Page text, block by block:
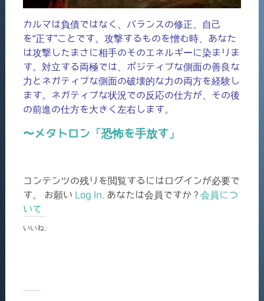
カルマは負債ではなく、バランスの修正、自己
を“正す”ことです。攻撃するものを憎む時、あなた
は攻撃したまさに相手のそのエネルギーに染まりま
す。対立する両極では、ポジティブな側面の善良な
力とネガティブな側面の破壊的な力の両方を経験し
ます。ネガティブな状況での反応の仕方が、その後
の前進の仕方を大きく左右します。
〜メタトロン「恐怖を手放す」
コンテンツの残りを閲覧するにはログインが必要で
す。 お願い Log In . あなたは会員ですか ? 会員につ
いて
いいね: